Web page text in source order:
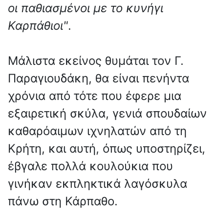
οι παθιασμένοι με το κυνήγι
Καρπάθιοι".
Μάλιστα εκείνος θυμάται τον Γ.
Παραγιουδάκη, θα είναι πενήντα
χρόνια από τότε που έφερε μια
εξαιρετική σκύλα, γενιά σπουδαίων
καθαρόαιμων ιχνηλατών από τη
Κρήτη, και αυτή, όπως υποστηρίζει,
έβγαλε πολλά κουλούκια που
γινήκαν εκπληκτικά λαγόσκυλα
πάνω στη Κάρπαθο.